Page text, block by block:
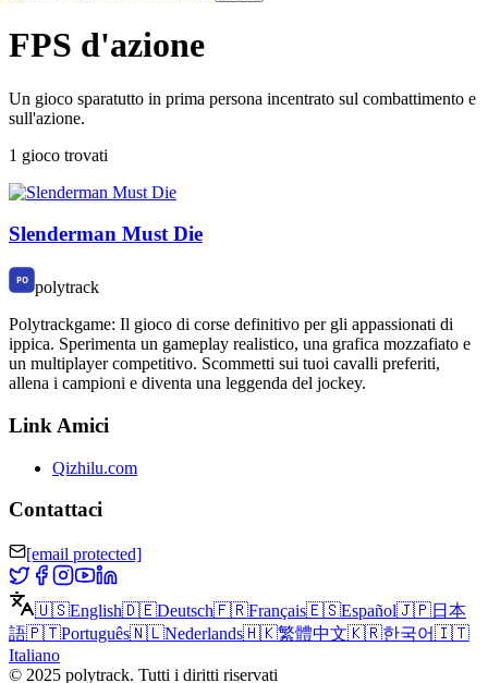
FPS d'azione
Un gioco sparatutto in prima persona incentrato sul combattimento e
sull'azione.
1 gioco trovati
Slenderman Must Die
polytrack
Polytrackgame: Il gioco di corse definitivo per gli appassionati di
ippica. Sperimenta un gameplay realistico, una grafica mozzafiato e
un multiplayer competitivo. Scommetti sui tuoi cavalli preferiti,
allena i campioni e diventa una leggenda del jockey.
Link Amici
Qizhilu.com
Contattaci
[email protected]
🇺🇸English🇩🇪Deutsch🇫🇷Français🇪🇸Español🇯🇵日本
語🇵🇹Português🇳🇱Nederlands🇭🇰繁體中文🇰🇷한국어🇮🇹
Italiano
© 2025 polytrack. Tutti i diritti riservati